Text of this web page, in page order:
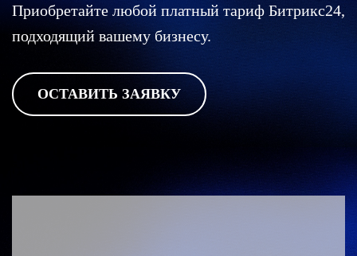
Приобретайте любой платный тариф Битрикс24,
подходящий вашему бизнесу.
ОСТАВИТЬ ЗАЯВКУ